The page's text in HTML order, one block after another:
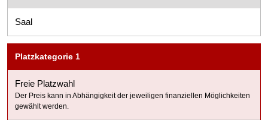
Saal
Platzkategorie 1
Freie Platzwahl
Der Preis kann in Abhängigkeit der jeweiligen finanziellen Möglichkeiten
gewählt werden.